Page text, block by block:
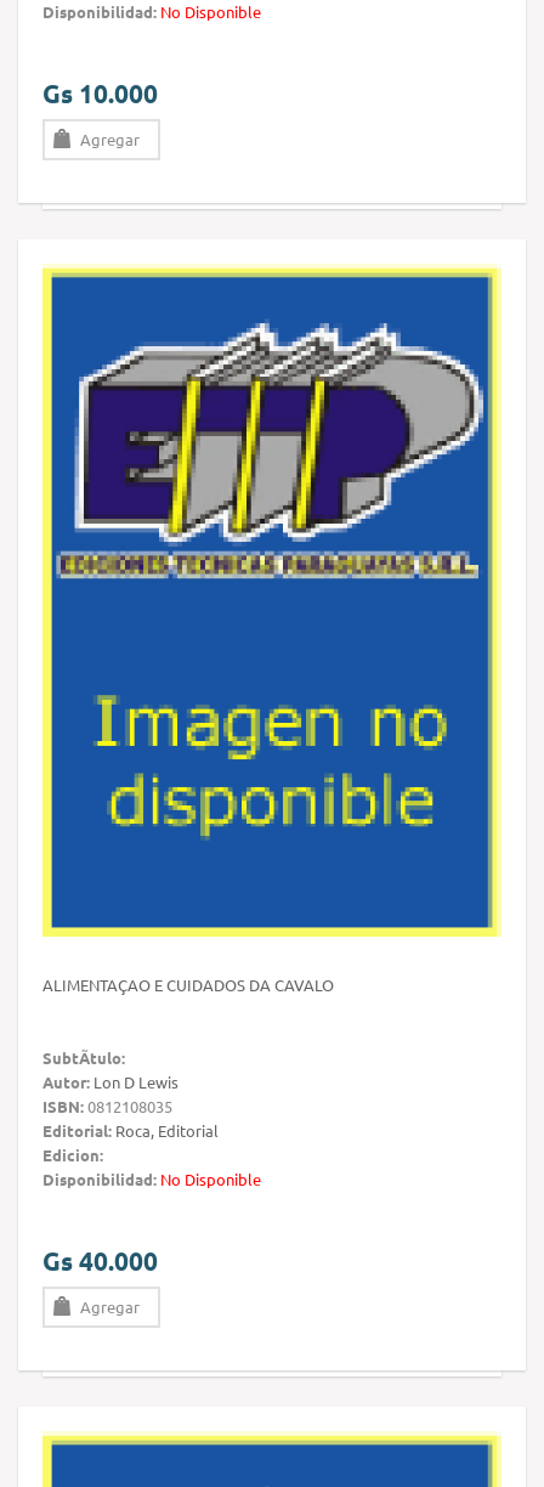
Disponibilidad: No Disponible
Gs 10.000
Agregar
ALIMENTAÇAO E CUIDADOS DA CAVALO
SubtÃ­tulo:
Autor: Lon D Lewis
ISBN:0812108035
Editorial: Roca, Editorial
Edicion:
Disponibilidad: No Disponible
Gs 40.000
Agregar